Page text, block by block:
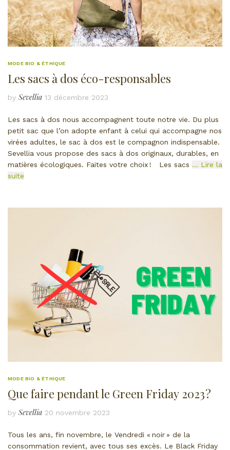
MODE BIO & ÉTHIQUE
Les sacs à dos éco-responsables
by Sevellia 13 décembre 2023
Les sacs à dos nous accompagnent toute notre vie. Du plus
petit sac que l’on adopte enfant à celui qui accompagne nos
virées adultes, le sac à dos est le compagnon indispensable.
Sevellia vous propose des sacs à dos originaux, durables, en
matières écologiques. Faites votre choix ! Les sacs … Lire la
suite
MODE BIO & ÉTHIQUE
Que faire pendant le Green Friday 2023 ?
by Sevellia 20 novembre 2023
Tous les ans, fin novembre, le Vendredi « noir » de la
consommation revient, avec tous ses excès. Le Black Friday